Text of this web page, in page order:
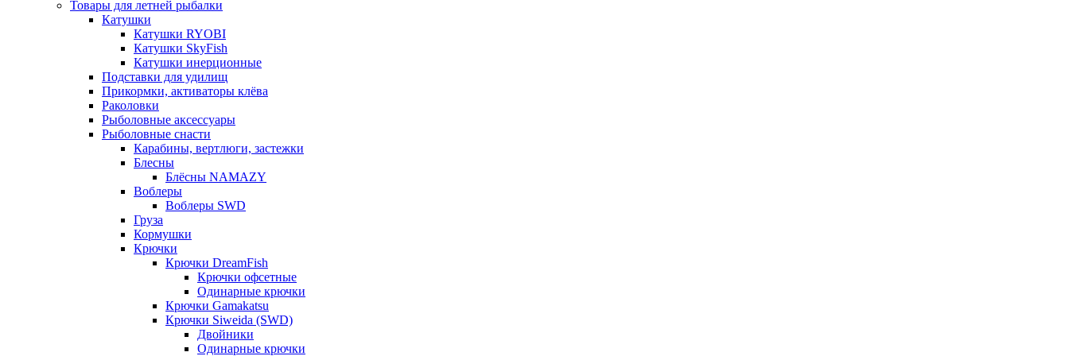
Товары для летней рыбалки
Катушки
Катушки RYOBI
Катушки SkyFish
Катушки инерционные
Подставки для удилищ
Прикормки, активаторы клёва
Раколовки
Рыболовные аксессуары
Рыболовные снасти
Карабины, вертлюги, застежки
Блесны
Блёсны NAMAZY
Воблеры
Воблеры SWD
Груза
Кормушки
Крючки
Крючки DreamFish
Крючки офсетные
Одинарные крючки
Крючки Gamakatsu
Крючки Siweida (SWD)
Двойники
Одинарные крючки